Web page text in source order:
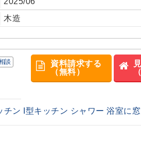
木造
談
資料請求する
（無料）
ン I型キッチン シャワー 浴室に